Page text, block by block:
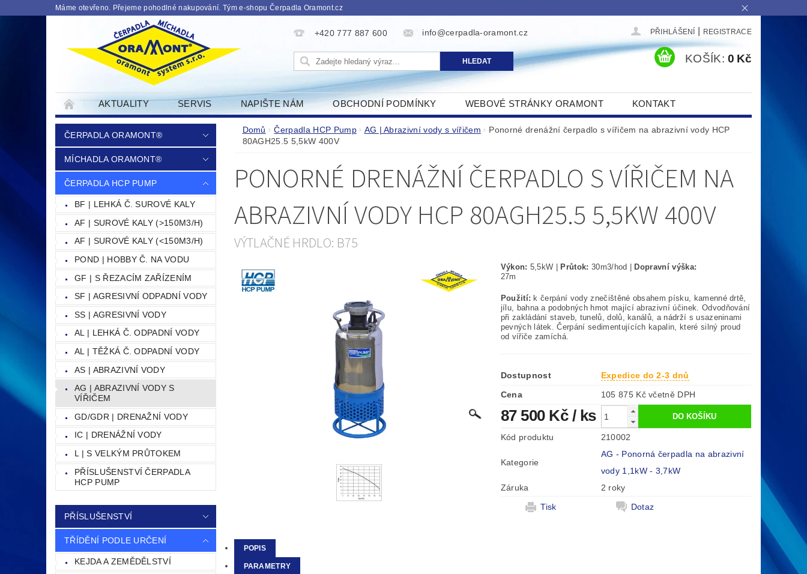
Máme otevřeno. Přejeme pohodlné nakupování. Tým e-shopu Čerpadla Oramont.cz
+420 777 887 600 info@cerpadla-oramont.cz PŘIHLÁŠENÍ REGISTRACE
KOŠÍK: 0 Kč
AKTUALITY SERVIS NAPIŠTE NÁM OBCHODNÍ PODMÍNKY WEBOVÉ STRÁNKY ORAMONT KONTAKT
PODMINKY OCHRANY OSOBNICH UDAJU
ČERPADLA ORAMONT®
MÍCHADLA ORAMONT®
ČERPADLA HCP PUMP
BF | LEHKÁ Č. SUROVÉ KALY
AF | SUROVÉ KALY (>150M3/H)
AF | SUROVÉ KALY (<150M3/H)
POND | HOBBY Č. NA VODU
GF | S ŘEZACÍM ZAŘÍZENÍM
SF | AGRESIVNÍ ODPADNÍ VODY
SS | AGRESIVNÍ VODY
AL | LEHKÁ Č. ODPADNÍ VODY
AL | TĚŽKÁ Č. ODPADNÍ VODY
AS | ABRAZIVNÍ VODY
AG | ABRAZIVNÍ VODY S
VÍŘIČEM
GD/GDR | DRENAŽNÍ VODY
IC | DRENÁŽNÍ VODY
L | S VELKÝM PRŮTOKEM
PŘÍSLUŠENSTVÍ ČERPADLA
HCP PUMP
PŘÍSLUŠENSTVÍ
TŘÍDĚNÍ PODLE URČENÍ
KEJDA A ZEMĚDĚLSTVÍ
Domů Čerpadla HCP Pump AG | Abrazivní vody s vířičem
Ponorné drenážní čerpadlo s vířičem na abrazivní vody HCP
80AGH25.5 5,5kW 400V
PONORNÉ DRENÁŽNÍ ČERPADLO S VÍŘIČEM NA
ABRAZIVNÍ VODY HCP 80AGH25.5 5,5KW 400V
VÝTLAČNÉ HRDLO: B75
Výkon: 5,5 kW | Průtok: 30m3/hod |
Dopravní výška:
27m
Použití: k čerpání vody znečištěné obsahem písku, kamenné drtě,
jílu, bahna a podobných hmot mající abrazivní účinek. Odvodňování
při zakládání staveb, tunelů, dolů, kanálů, a nádrží s usazeninami
pevných látek. Čerpání sedimentujících kapalin, které silný proud
od vířiče zamíchá.
Dostupnost
Expedice do 2-3 dnů
Cena
105 875 Kč včetně DPH
87 500 Kč / ks
Kód produktu 210002
Kategorie
AG - Ponorná čerpadla na abrazivní
vody 1,1kW - 3,7kW
Záruka
2 roky
Tisk
Dotaz
POPIS
PARAMETRY